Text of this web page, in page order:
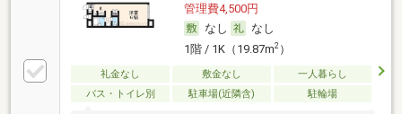
管理費4,500円
なし
なし
1階 / 1K（19.87m2）
礼金なし 敷金なし
一人暮らし
バス・トイレ別
駐車場(近隣含) 駐輪場